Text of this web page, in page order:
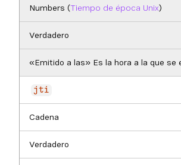
Numbers (Tiempo de época Unix)
Verdadero
«Emitido a las» Es la hora a la que se
jti
Cadena
Verdadero